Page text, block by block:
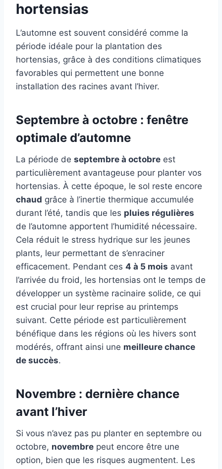
hortensias
L’automne est souvent considéré comme la
période idéale pour la plantation des
hortensias, grâce à des conditions climatiques
favorables qui permettent une bonne
installation des racines avant l’hiver.
Septembre à octobre : fenêtre
optimale d’automne
La période de septembre à octobre est
particulièrement avantageuse pour planter vos
hortensias. À cette époque, le sol reste encore
chaud grâce à l’inertie thermique accumulée
durant l’été, tandis que les pluies régulières
de l’automne apportent l’humidité nécessaire.
Cela réduit le stress hydrique sur les jeunes
plants, leur permettant de s’enraciner
efficacement. Pendant ces 4 à 5 mois avant
l’arrivée du froid, les hortensias ont le temps de
développer un système racinaire solide, ce qui
est crucial pour leur reprise au printemps
suivant. Cette période est particulièrement
bénéfique dans les régions où les hivers sont
modérés, offrant ainsi une meilleure chance
de succès.
Novembre : dernière chance
avant l’hiver
Si vous n’avez pas pu planter en septembre ou
octobre, novembre peut encore être une
option, bien que les risques augmentent. Les